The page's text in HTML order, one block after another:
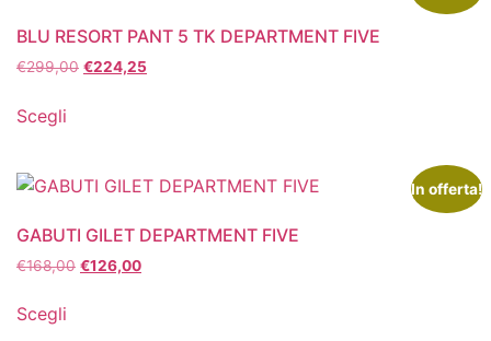
BLU RESORT PANT 5 TK DEPARTMENT FIVE
€299,00 €224,25
Scegli
In offerta!
GABUTI GILET DEPARTMENT FIVE
€168,00 €126,00
Scegli